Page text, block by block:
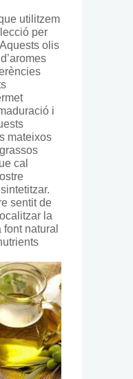
utilitzem
per
Aquests olis
i
mateixos
cal
sentit de
la
natural